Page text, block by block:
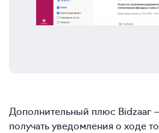
Дополнительный плюс Bidzaar
получать уведомления о ходе